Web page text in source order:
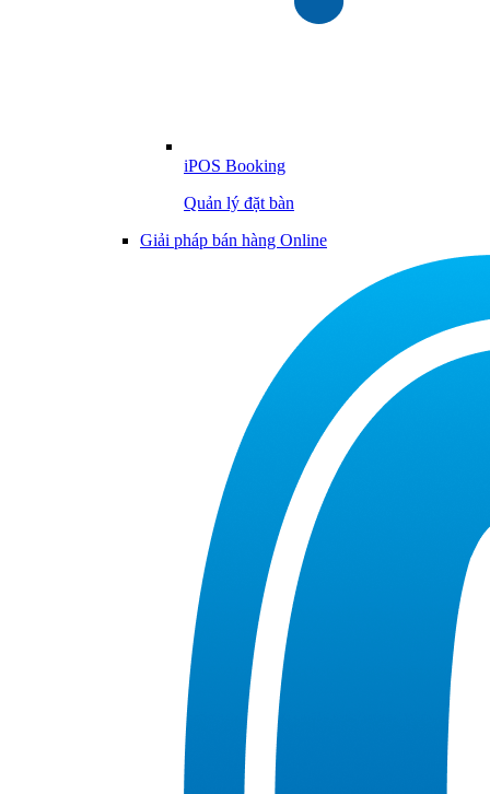
iPOS Booking
Quản lý đặt bàn
Giải pháp bán hàng Online